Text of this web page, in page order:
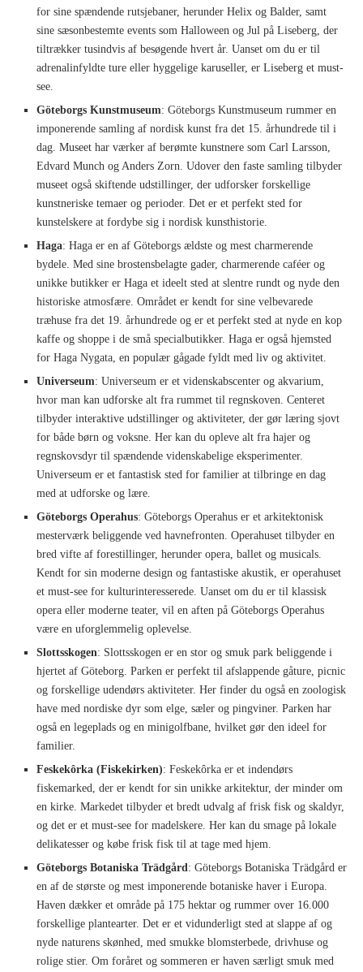
for sine spændende rutsjebaner, herunder Helix og Balder, samt
sine sæsonbestemte events som Halloween og Jul på Liseberg, der
tiltrækker tusindvis af besøgende hvert år. Uanset om du er til
adrenalinfyldte ture eller hyggelige karuseller, er Liseberg et must-
see.
Göteborgs Kunstmuseum: Göteborgs Kunstmuseum rummer en
imponerende samling af nordisk kunst fra det 15. århundrede til i
dag. Museet har værker af berømte kunstnere som Carl Larsson,
Edvard Munch og Anders Zorn. Udover den faste samling tilbyder
museet også skiftende udstillinger, der udforsker forskellige
kunstneriske temaer og perioder. Det er et perfekt sted for
kunstelskere at fordybe sig i nordisk kunsthistorie.
Haga: Haga er en af Göteborgs ældste og mest charmerende
bydele. Med sine brostensbelagte gader, charmerende caféer og
unikke butikker er Haga et ideelt sted at slentre rundt og nyde den
historiske atmosfære. Området er kendt for sine velbevarede
træhuse fra det 19. århundrede og er et perfekt sted at nyde en kop
kaffe og shoppe i de små specialbutikker. Haga er også hjemsted
for Haga Nygata, en populær gågade fyldt med liv og aktivitet.
Universeum: Universeum er et videnskabscenter og akvarium,
hvor man kan udforske alt fra rummet til regnskoven. Centeret
tilbyder interaktive udstillinger og aktiviteter, der gør læring sjovt
for både børn og voksne. Her kan du opleve alt fra hajer og
regnskovsdyr til spændende videnskabelige eksperimenter.
Universeum er et fantastisk sted for familier at tilbringe en dag
med at udforske og lære.
Göteborgs Operahus: Göteborgs Operahus er et arkitektonisk
mesterværk beliggende ved havnefronten. Operahuset tilbyder en
bred vifte af forestillinger, herunder opera, ballet og musicals.
Kendt for sin moderne design og fantastiske akustik, er operahuset
et must-see for kulturinteresserede. Uanset om du er til klassisk
opera eller moderne teater, vil en aften på Göteborgs Operahus
være en uforglemmelig oplevelse.
Slottsskogen: Slottsskogen er en stor og smuk park beliggende i
hjertet af Göteborg. Parken er perfekt til afslappende gåture, picnic
og forskellige udendørs aktiviteter. Her finder du også en zoologisk
have med nordiske dyr som elge, sæler og pingviner. Parken har
også en legeplads og en minigolfbane, hvilket gør den ideel for
familier.
Feskekôrka (Fiskekirken): Feskekôrka er et indendørs
fiskemarked, der er kendt for sin unikke arkitektur, der minder om
en kirke. Markedet tilbyder et bredt udvalg af frisk fisk og skaldyr,
og det er et must-see for madelskere. Her kan du smage på lokale
delikatesser og købe frisk fisk til at tage med hjem.
Göteborgs Botaniska Trädgård : Göteborgs Botaniska Trädgård er
en af de største og mest imponerende botaniske haver i Europa.
Haven dækker et område på 175 hektar og rummer over 16.000
forskellige plantearter. Det er et vidunderligt sted at slappe af og
nyde naturens skønhed, med smukke blomsterbede, drivhuse og
rolige stier. Om foråret og sommeren er haven særligt smuk med